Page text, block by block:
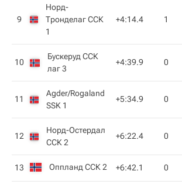
9
Норд-
Тронделаг ССК
1
+4:14.4 1
10
Бускеруд ССК
лаг 3
+4:39.9 0
11
Agder/Rogaland
SSK 1
+5:34.9 0
12
Норд-Остердал
ССК 2
+6:22.4 0
13 Оппланд ССК 2 +6:42.1 0